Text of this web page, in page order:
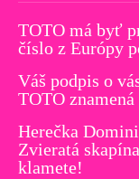
TOTO má byť
číslo z Európy
Váš podpis o
TOTO znamená
Herečka
Zvieratá
klamete!